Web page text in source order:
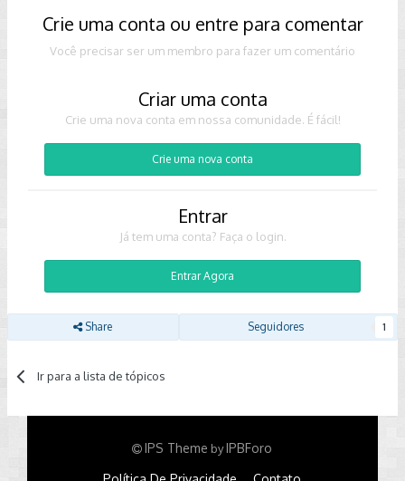
Crie uma conta ou entre para comentar
Você precisar ser um membro para fazer um comentário
Criar uma conta
Crie uma nova conta em nossa comunidade. É fácil!
Crie uma nova conta
Entrar
Já tem uma conta? Faça o login.
Entrar Agora
Share Seguidores 1
Ir para a lista de tópicos
IPS Theme byIPBForo